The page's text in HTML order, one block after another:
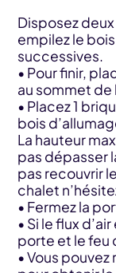
Disposez
empilez le
successives.
• Pour finir,
au sommet de
• Placez 1
bois
La hauteur
pas dépasser
pas recouvrir
chalet
• Fermez la
• Si le flux
porte et le feu
• Vous